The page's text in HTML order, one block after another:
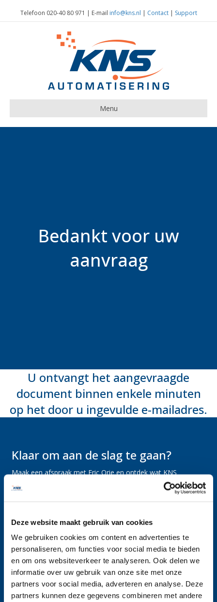
Deze website maakt gebruik van cookies
We gebruiken cookies om content en advertenties te
personaliseren, om functies voor social media te bieden
en om ons websiteverkeer te analyseren. Ook delen we
informatie over uw gebruik van onze site met onze
partners voor social media, adverteren en analyse. Deze
partners kunnen deze gegevens combineren met andere
Telefoon 020-40 80 971 | E-mail info@kns.nl | Contact| Support
Menu
Bedankt voor uw
aanvraag
U ontvangt het aangevraagde
document binnen enkele minuten
op het door u ingevulde e-mailadres.
Klaar om aan de slag te gaan?
Maak een afspraak met Eric Orie en ontdek wat KNS
Automatisering voor uw organisatie kan betekenen.
Plan een call